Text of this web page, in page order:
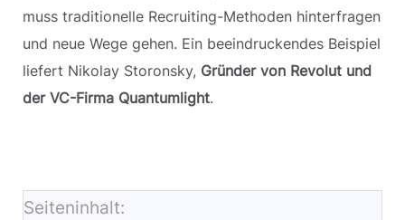
muss traditionelle Recruiting-Methoden hinterfragen
und neue Wege gehen. Ein beeindruckendes Beispiel
liefert Nikolay Storonsky, Gründer von Revolut und
der VC-Firma Quantumlight.
Seiteninhalt: